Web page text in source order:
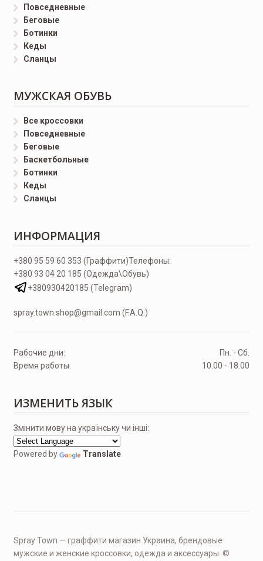
Повседневные
Беговые
Ботинки
Кеды
Сланцы
МУЖСКАЯ ОБУВЬ
Все кроссовки
Повседневные
Беговые
Баскетбольные
Ботинки
Кеды
Сланцы
ИНФОРМАЦИЯ
Телефоны:
+380 95 59 60 353 (Граффити)
+380 93 04 20 185 (Одежда\Обувь)
+380930420185 (Telegram)
spray.town.shop@gmail.com (F.A.Q.)
Рабочие дни:
Пн. - Сб.
Время работы:
10.00 - 18.00
ИЗМЕНИТЬ ЯЗЫК
Змінити мову на українську чи інші:
Powered by Translate
Spray Town — граффити магазин Украина, брендовые
мужские и женские кроссовки, одежда и аксессуары. ©